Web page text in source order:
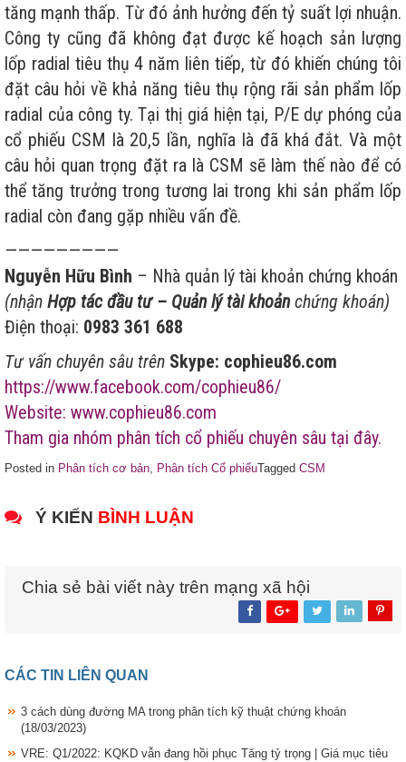
tăng mạnh thấp. Từ đó ảnh hưởng đến tỷ suất lợi nhuận.
Công ty cũng đã không đạt được kế hoạch sản lượng
lốp radial tiêu thụ 4 năm liên tiếp, từ đó khiến chúng tôi
đặt câu hỏi về khả năng tiêu thụ rộng rãi sản phẩm lốp
radial của công ty. Tại thị giá hiện tại, P/E dự phóng của
cổ phiếu CSM là 20,5 lần, nghĩa là đã khá đắt. Và một
câu hỏi quan trọng đặt ra là CSM sẽ làm thế nào để có
thể tăng trưởng trong tương lai trong khi sản phẩm lốp
radial còn đang gặp nhiều vấn đề.
—————————
Nguyễn Hữu Bình – Nhà quản lý tài khoản chứng khoán
(nhận Hợp tác đầu tư – Quản lý tài khoản chứng khoán)
Điện thoại: 0983 361 688
Tư vấn chuyên sâu trên Skype: cophieu86.com
https://www.facebook.com/cophieu86/
Website: www.cophieu86.com
Tham gia nhóm phân tích cổ phiếu chuyên sâu tại đây.
Posted in Phân tích cơ bản, Phân tích Cổ phiếuTagged CSM
Ý KIẾN BÌNH LUẬN
Chia sẻ bài viết này trên mạng xã hội
CÁC TIN LIÊN QUAN
3 cách dùng đường MA trong phân tích kỹ thuật chứng khoán
(18/03/2023)
VRE: Q1/2022: KQKD vẫn đang hồi phục Tăng tỷ trọng | Giá mục tiêu